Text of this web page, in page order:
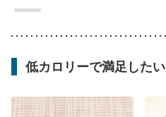
低カロリーで満足したい